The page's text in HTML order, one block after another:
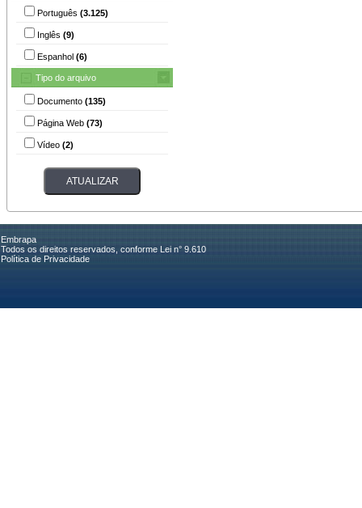
Português (3.125)
Inglês (9)
Espanhol (6)
Tipo do arquivo
Documento (135)
Página Web (73)
Vídeo (2)
Embrapa
Todos os direitos reservados, conforme Lei n° 9.610
Política de Privacidade